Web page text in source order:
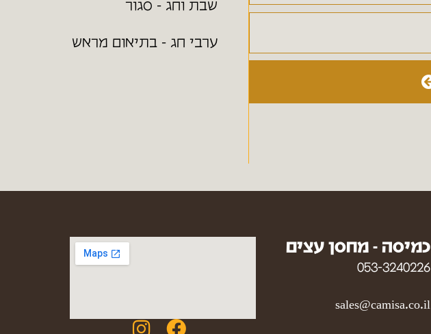
שבת וחג - סגור
ערבי חג - בתיאום מראש
כמיסה - מחסן עצים
053-3240226
sales@camisa.co.il